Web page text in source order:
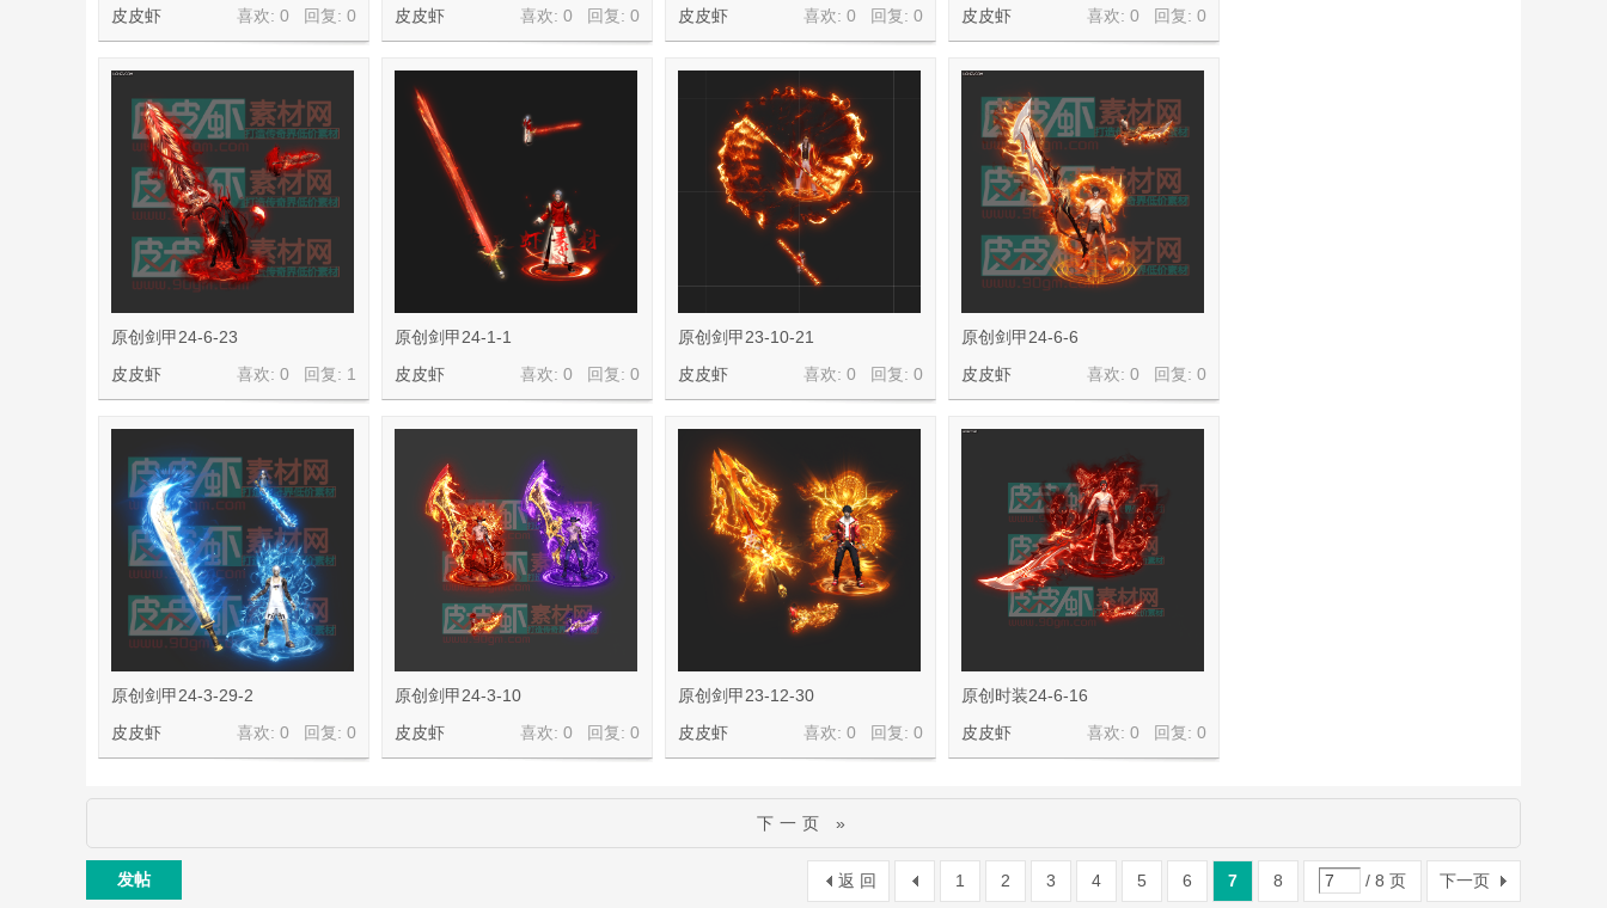
喜欢: 0 回复: 0
皮皮虾
喜欢: 0 回复: 0
皮皮虾
喜欢: 0 回复: 0
皮皮虾
喜欢: 0 回复: 0
皮皮虾
原创剑甲24-6-23
喜欢: 0 回复: 1
皮皮虾
原创剑甲24-1-1
喜欢: 0 回复: 0
皮皮虾
原创剑甲23-10-21
喜欢: 0 回复: 0
皮皮虾
原创剑甲24-6-6
喜欢: 0 回复: 0
皮皮虾
原创剑甲24-3-29-2
喜欢: 0 回复: 0
皮皮虾
原创剑甲24-3-10
喜欢: 0 回复: 0
皮皮虾
原创剑甲23-12-30
喜欢: 0 回复: 0
皮皮虾
原创时装24-6-16
喜欢: 0 回复: 0
皮皮虾
下一页 »
1 2 3 4 5 6 7 8 / 8 页 下一页
返 回
发帖